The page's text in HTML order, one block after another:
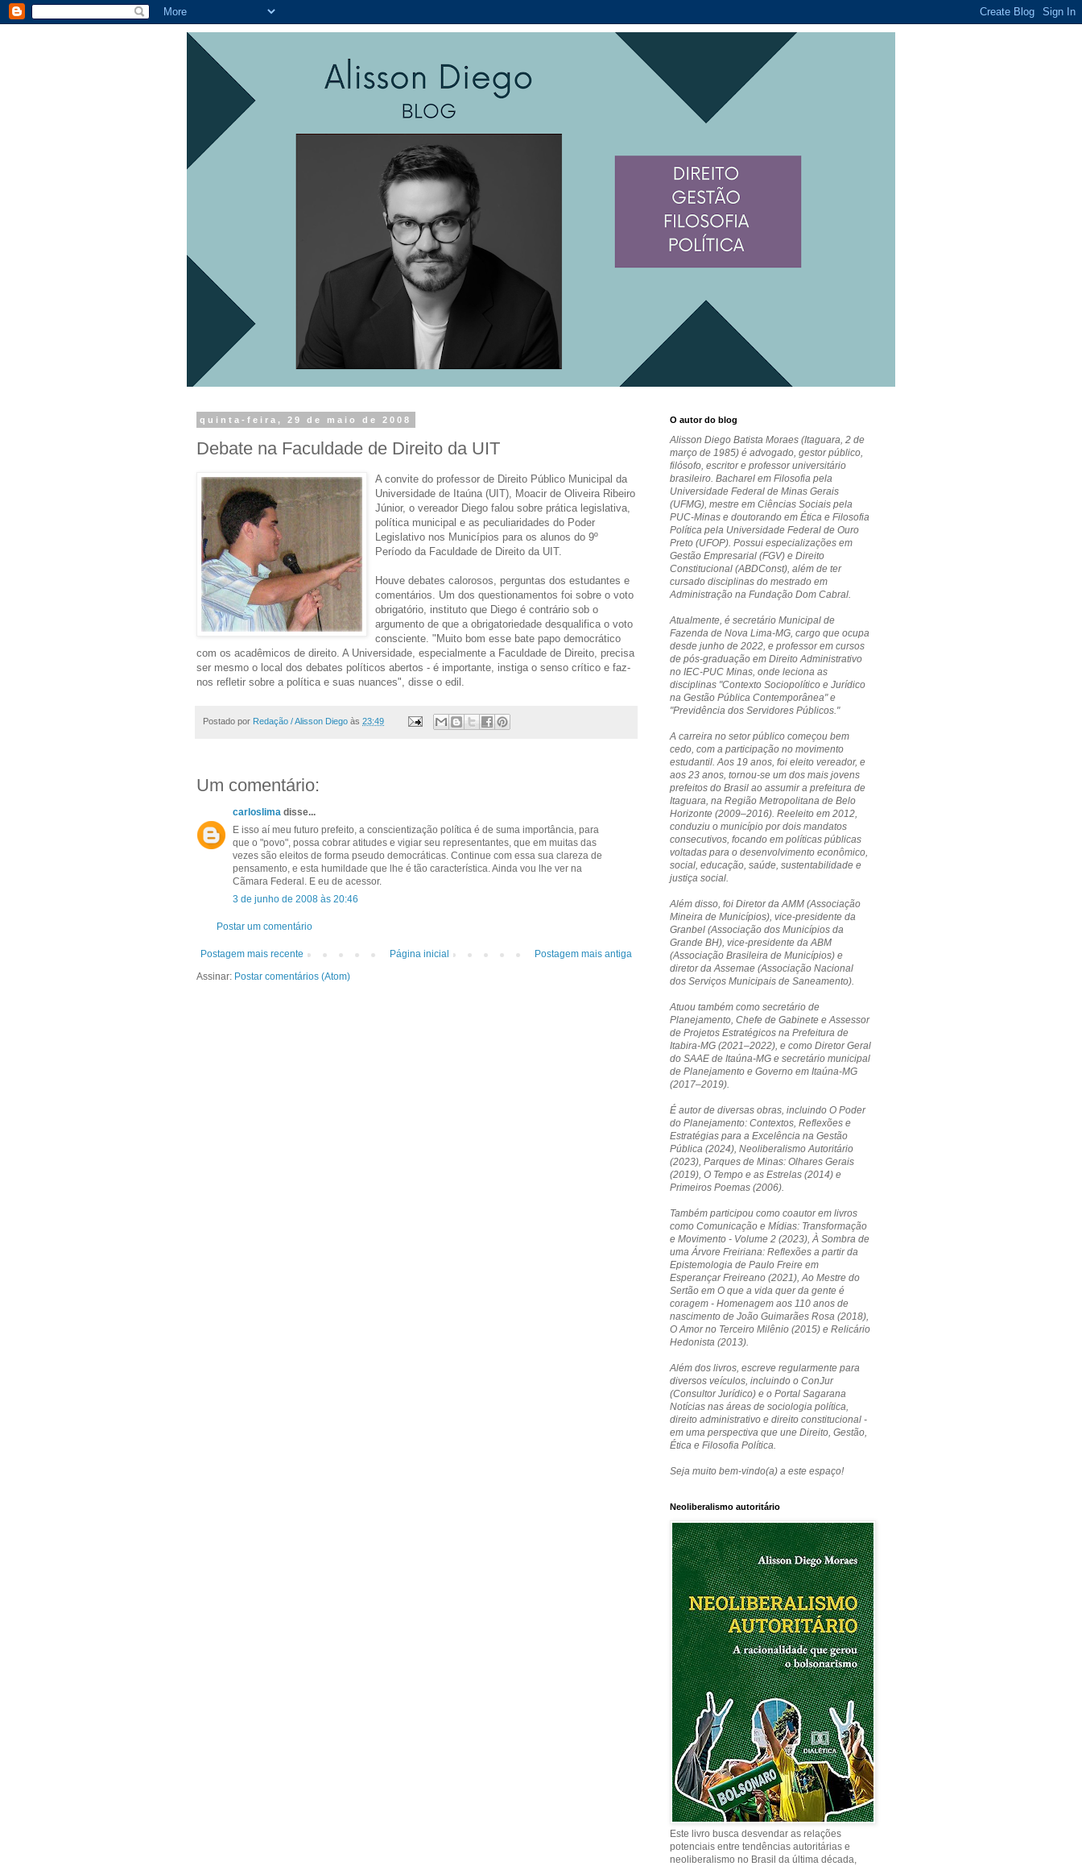
quinta-feira, 29 de maio de 2008
Debate na Faculdade de Direito da UIT
A convite do professor de Direito Público Municipal da
Universidade de Itaúna (UIT), Moacir de Oliveira Ribeiro
Júnior, o vereador Diego falou sobre prática legislativa,
política municipal e as peculiaridades do Poder
Legislativo nos Municípios para os alunos do 9º
Período da Faculdade de Direito da UIT.
Houve debates calorosos, perguntas dos estudantes e
comentários. Um dos questionamentos foi sobre o voto
obrigatório, instituto que Diego é contrário sob o
argumento de que a obrigatoriedade desqualifica o voto
consciente. "Muito bom esse bate papo democrático
com os acadêmicos de direito. A Universidade, especialmente a Faculdade de Direito, precisa
ser mesmo o local dos debates políticos abertos - é importante, instiga o senso crítico e faz-
nos refletir sobre a política e suas nuances", disse o edil.
Postado por Redação / Alisson Diego às 23:49
Um comentário:
carloslima disse...
E isso aí meu futuro prefeito, a conscientização política é de suma importância, para
que o "povo", possa cobrar atitudes e vigiar seu representantes, que em muitas das
vezes são eleitos de forma pseudo democráticas. Continue com essa sua clareza de
pensamento, e esta humildade que lhe é tão característica. Ainda vou lhe ver na
Cãmara Federal. E eu de acessor.
3 de junho de 2008 às 20:46
Postar um comentário
Postagem mais recente Postagem mais antiga
Página inicial
Assinar: Postar comentários (Atom)
O autor do blog
Alisson Diego Batista Moraes (Itaguara, 2 de
março de 1985) é advogado, gestor público,
filósofo, escritor e professor universitário
brasileiro. Bacharel em Filosofia pela
Universidade Federal de Minas Gerais
(UFMG), mestre em Ciências Sociais pela
PUC-Minas e doutorando em Ética e Filosofia
Política pela Universidade Federal de Ouro
Preto (UFOP). Possui especializações em
Gestão Empresarial (FGV) e Direito
Constitucional (ABDConst), além de ter
cursado disciplinas do mestrado em
Administração na Fundação Dom Cabral.
Atualmente, é secretário Municipal de
Fazenda de Nova Lima-MG, cargo que ocupa
desde junho de 2022, e professor em cursos
de pós-graduação em Direito Administrativo
no IEC-PUC Minas, onde leciona as
disciplinas "Contexto Sociopolítico e Jurídico
na Gestão Pública Contemporânea" e
"Previdência dos Servidores Públicos."
A carreira no setor público começou bem
cedo, com a participação no movimento
estudantil. Aos 19 anos, foi eleito vereador, e
aos 23 anos, tornou-se um dos mais jovens
prefeitos do Brasil ao assumir a prefeitura de
Itaguara, na Região Metropolitana de Belo
Horizonte (2009–2016). Reeleito em 2012,
conduziu o município por dois mandatos
consecutivos, focando em políticas públicas
voltadas para o desenvolvimento econômico,
social, educação, saúde, sustentabilidade e
justiça social.
Além disso, foi Diretor da AMM (Associação
Mineira de Municípios), vice-presidente da
Granbel (Associação dos Municípios da
Grande BH), vice-presidente da ABM
(Associação Brasileira de Municípios) e
diretor da Assemae (Associação Nacional
dos Serviços Municipais de Saneamento).
Atuou também como secretário de
Planejamento, Chefe de Gabinete e Assessor
de Projetos Estratégicos na Prefeitura de
Itabira-MG (2021–2022), e como Diretor Geral
do SAAE de Itaúna-MG e secretário municipal
de Planejamento e Governo em Itaúna-MG
(2017–2019).
É autor de diversas obras, incluindo O Poder
do Planejamento: Contextos, Reflexões e
Estratégias para a Excelência na Gestão
Pública (2024), Neoliberalismo Autoritário
(2023), Parques de Minas: Olhares Gerais
(2019), O Tempo e as Estrelas (2014) e
Primeiros Poemas (2006).
Também participou como coautor em livros
como Comunicação e Mídias: Transformação
e Movimento - Volume 2 (2023), À Sombra de
uma Árvore Freiriana: Reflexões a partir da
Epistemologia de Paulo Freire em
Esperançar Freireano (2021), Ao Mestre do
Sertão em O que a vida quer da gente é
coragem - Homenagem aos 110 anos de
nascimento de João Guimarães Rosa (2018),
O Amor no Terceiro Milênio (2015) e Relicário
Hedonista (2013).
Além dos livros, escreve regularmente para
diversos veículos, incluindo o ConJur
(Consultor Jurídico) e o Portal Sagarana
Notícias nas áreas de sociologia política,
direito administrativo e direito constitucional -
em uma perspectiva que une Direito, Gestão,
Ética e Filosofia Política.
Seja muito bem-vindo(a) a este espaço!
Neoliberalismo autoritário
Este livro busca desvendar as relações
potenciais entre tendências autoritárias e
neoliberalismo no Brasil da última década,